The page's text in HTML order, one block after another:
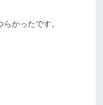
かったです。